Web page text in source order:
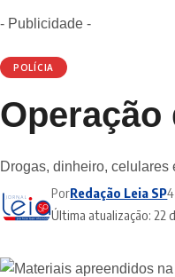
- Publicidade -
POLÍCIA
Operação
Drogas, dinheiro, celulares
Última atualização: 22
PorRedação Leia SP